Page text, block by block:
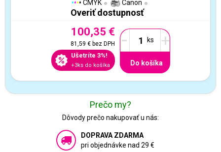
CMYK Canon
Overiť dostupnosť
100,35 €
81,59 €bez DPH
Ušetríte 3%!
+3ks do košíka
- +
Do košíka
Prečo my?
Dôvody prečo nakupovať u nás:
DOPRAVA ZDARMA
pri objednávke nad 29 €